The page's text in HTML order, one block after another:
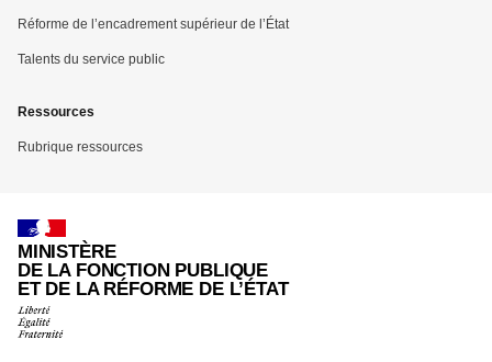
Réforme de l’encadrement supérieur de l’État
Talents du service public
Ressources
Rubrique ressources
MINISTÈRE
DE LA FONCTION PUBLIQUE
ET DE LA RÉFORME DE L’ÉTAT